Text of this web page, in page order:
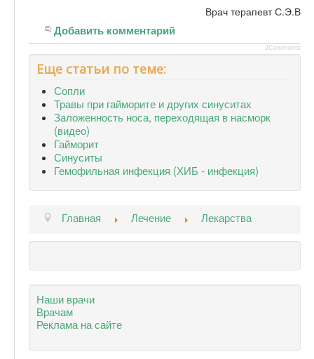
Врач терапевт С.Э.В
Добавить комментарий
JComments
Еще статьи по теме:
Сопли
Травы при гайморите и других синуситах
Заложенность носа, переходящая в насморк
(видео)
Гайморит
Синуситы
Гемофильная инфекция (ХИБ - инфекция)
Главная Лечение Лекарства
Наши врачи
Врачам
Реклама на сайте